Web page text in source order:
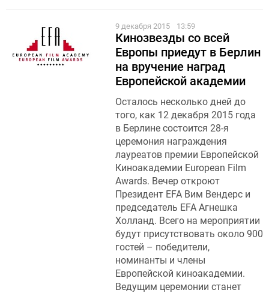
9 декабря 2015 13:59
Кинозвезды со всей
Европы приедут в Берлин
на вручение наград
Европейской академии
Осталось несколько дней до
того, как 12 декабря 2015 года
в Берлине состоится 28-я
церемония награждения
лауреатов премии Европейской
Киноакадемии European Film
Awards. Вечер откроют
Президент EFA Вим Вендерс и
председатель EFA Агнешка
Холланд. Всего на мероприятии
будут присутствовать около 900
гостей – победители,
номинанты и члены
Европейской киноакадемии.
Ведущим церемонии станет